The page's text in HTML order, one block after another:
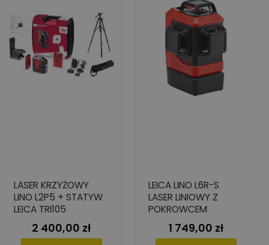
LASER KRZYŻOWY
LINO L2P5 + STATYW
LEICA TRI105
Cena
2 400,00 zł
LEICA LINO L6R-S
LASER LINIOWY Z
POKROWCEM
Cena
1 749,00 zł